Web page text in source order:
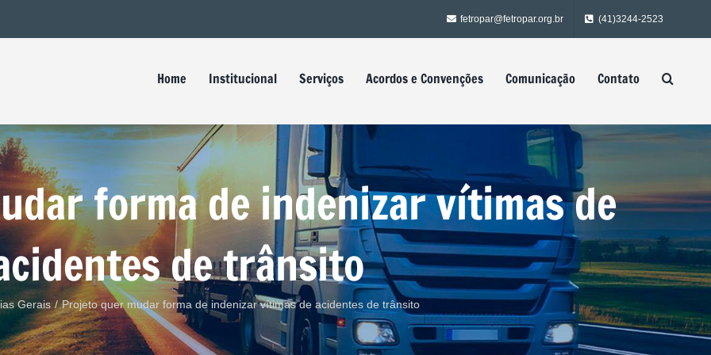
fetropar@fetropar.org.br (41)3244-2523
para:
Home Institucional Serviços Acordos e Convenções Comunicação Contato
forma de indenizar vítimas de
de trânsito
Gerais / Projeto quer mudar forma de indenizar vítimas de acidentes de trânsito